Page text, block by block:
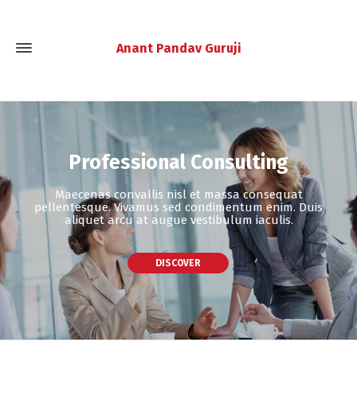
Anant Pandav Guruji
Professional Consulting
Maecenas convallis nisl et massa consequat
pellentesque. Vivamus sed condimentum enim. Duis
aliquet arcu at augue vestibulum iaculis.
DISCOVER